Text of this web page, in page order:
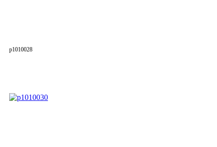
p1010028